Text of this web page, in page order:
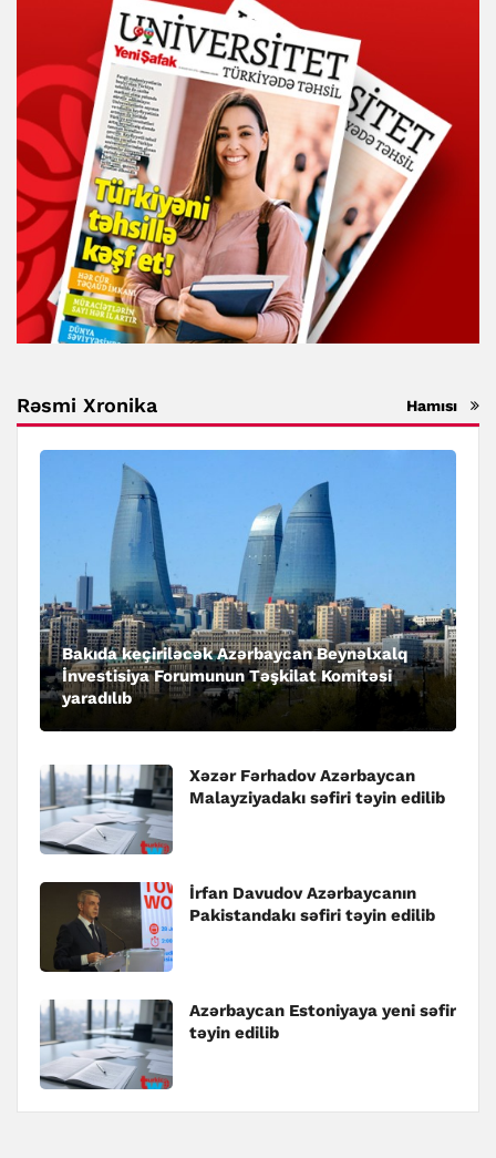
Rəsmi Xronika Hamısı
Bakıda keçiriləcək Azərbaycan Beynəlxalq
İnvestisiya Forumunun Təşkilat Komitəsi
yaradılıb
Xəzər Fərhadov Azərbaycan
Malayziyadakı səfiri təyin edilib
İrfan Davudov Azərbaycanın
Pakistandakı səfiri təyin edilib
Azərbaycan Estoniyaya yeni səfir
təyin edilib